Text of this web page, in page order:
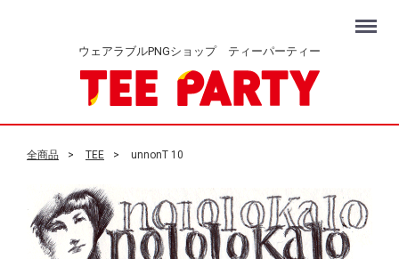
ウェアラブルPNGショップ ティーパーティー
Menu
全商品 TEE unnonT 10